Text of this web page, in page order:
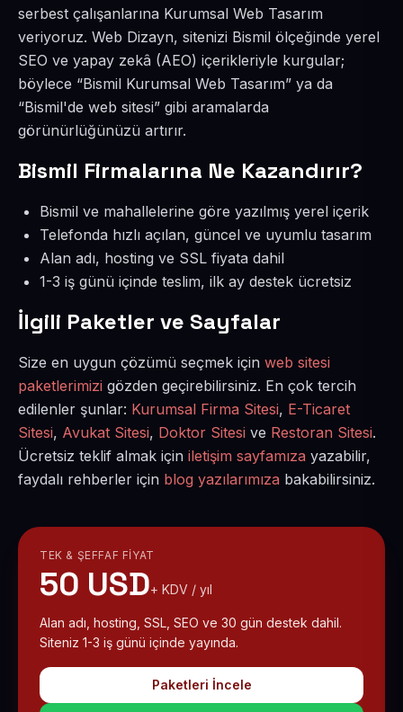
serbest çalışanlarına Kurumsal Web Tasarım
veriyoruz. Web Dizayn, sitenizi Bismil ölçeğinde yerel
SEO ve yapay zekâ (AEO) içerikleriyle kurgular;
böylece “Bismil Kurumsal Web Tasarım” ya da
“Bismil'de web sitesi” gibi aramalarda
görünürlüğünüzü artırır.
Bismil Firmalarına Ne Kazandırır?
Bismil ve mahallelerine göre yazılmış yerel içerik
Telefonda hızlı açılan, güncel ve uyumlu tasarım
Alan adı, hosting ve SSL fiyata dahil
1-3 iş günü içinde teslim, ilk ay destek ücretsiz
İlgili Paketler ve Sayfalar
Size en uygun çözümü seçmek için web sitesi
paketlerimizi gözden geçirebilirsiniz. En çok tercih
edilenler şunlar: Kurumsal Firma Sitesi, E-Ticaret
Sitesi, Avukat Sitesi, Doktor Sitesi ve Restoran Sitesi.
Ücretsiz teklif almak için iletişim sayfamıza yazabilir,
faydalı rehberler için blog yazılarımıza bakabilirsiniz.
TEK & ŞEFFAF FIYAT
50 USD+ KDV / yıl
Alan adı, hosting, SSL, SEO ve 30 gün destek dahil.
Siteniz 1-3 iş günü içinde yayında.
Paketleri İncele